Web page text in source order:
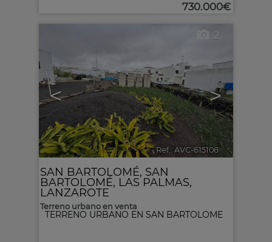
730.000€
< >
2
Ref.. AVC-615106 🔗
TERRENO URBANO EN SAN BARTOLOME
SAN BARTOLOMÉ, SAN
BARTOLOMÉ, LAS PALMAS,
LANZAROTE
Terreno urbano en venta